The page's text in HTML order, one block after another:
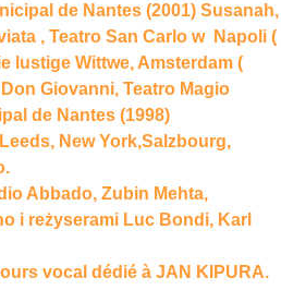
de Nantes (2001) Susanah,
, Teatro San Carlo w Napoli (
lustige Wittwe, Amsterdam (
Giovanni, Teatro Magio
de Nantes (1998)
New York,Salzbourg,
Abbado, Zubin Mehta,
i reżyserami Luc Bondi, Karl
vocal dédié à JAN KIPURA.